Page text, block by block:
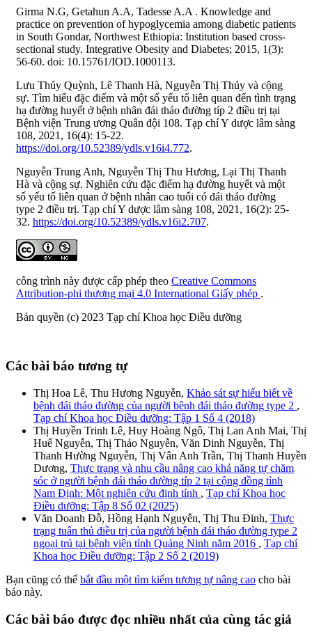
Girma N.G, Getahun A.A, Tadesse A.A . Knowledge and
practice on prevention of hypoglycemia among diabetic patients
in South Gondar, Northwest Ethiopia: Institution based cross-
sectional study. Integrative Obesity and Diabetes; 2015, 1(3):
56-60. doi: 10.15761/IOD.1000113.
Lưu Thúy Quỳnh, Lê Thanh Hà, Nguyễn Thị Thúy và cộng
sự. Tìm hiểu đặc điểm và một số yếu tố liên quan đến tình trạng
hạ đường huyết ở bệnh nhân đái tháo đường típ 2 điều trị tại
Bệnh viện Trung ương Quân đội 108. Tạp chí Y dược lâm sàng
108, 2021, 16(4): 15-22.
https://doi.org/10.52389/ydls.v16i4.772.
Nguyễn Trung Anh, Nguyễn Thị Thu Hương, Lại Thị Thanh
Hà và cộng sự. Nghiên cứu đặc điểm hạ đường huyết và một
số yếu tố liên quan ở bệnh nhân cao tuổi có đái tháo đường
type 2 điều trị. Tạp chí Y dược lâm sàng 108, 2021, 16(2): 25-
32. https://doi.org/10.52389/ydls.v16i2.707.
công trình này được cấp phép theo Creative Commons
Attribution-phi thương mại 4.0 International Giấy phép .
Bản quyền (c) 2023 Tạp chí Khoa học Điều dưỡng
Các bài báo tương tự
Thị Hoa Lê, Thu Hương Nguyễn, Khảo sát sự hiểu biết về
bệnh đái tháo đường của người bênh đái tháo đường type 2 ,
Tạp chí Khoa học Điều dưỡng: Tập 1 Số 4 (2018)
Thị Huyền Trinh Lê, Huy Hoàng Ngô, Thị Lan Anh Mai, Thị
Huế Nguyễn, Thị Thảo Nguyễn, Văn Dinh Nguyễn, Thị
Thanh Hường Nguyễn, Thị Vân Anh Trần, Thị Thanh Huyền
Dương, Thực trạng và nhu cầu nâng cao khả năng tự chăm
sóc ở người bệnh đái tháo đường típ 2 tại cộng đồng tỉnh
Nam Định: Một nghiên cứu định tính , Tạp chí Khoa học
Điều dưỡng: Tập 8 Số 02 (2025)
Văn Doanh Đỗ, Hồng Hạnh Nguyễn, Thị Thu Đinh, Thực
trạng tuân thủ điều trị của người bệnh đái tháo đường type 2
ngoại trú tại bệnh viện tỉnh Quảng Ninh năm 2016 , Tạp chí
Khoa học Điều dưỡng: Tập 2 Số 2 (2019)
Bạn cũng có thể bắt đầu một tìm kiếm tương tự nâng cao cho bài
báo này.
Các bài báo được đọc nhiều nhất của cùng tác giả